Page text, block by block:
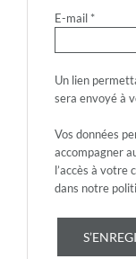
E-mail *
Un lien
sera envoyé à
Vos données
accompagner
l’accès à votre
dans notre